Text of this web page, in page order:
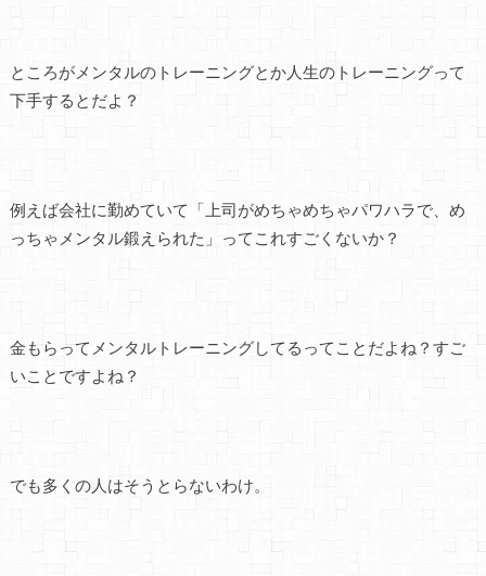
ところがメンタルのトレーニングとか人生のトレーニングって
下手するとだよ？
例えば会社に勤めていて「上司がめちゃめちゃパワハラで、め
っちゃメンタル鍛えられた」ってこれすごくないか？
金もらってメンタルトレーニングしてるってことだよね？すご
いことですよね？
でも多くの人はそうとらないわけ。